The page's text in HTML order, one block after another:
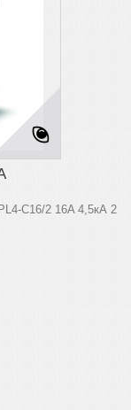
C16/2 16A 4,5кА 2